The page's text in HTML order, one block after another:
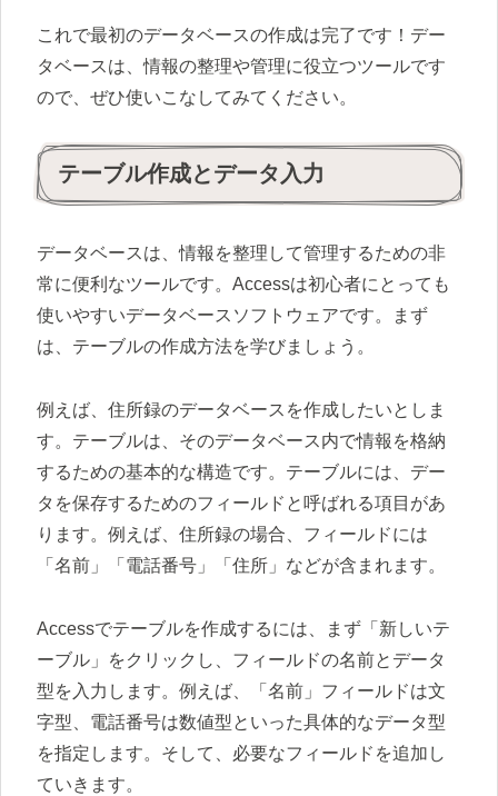
これで最初のデータベースの作成は完了です！デー
タベースは、情報の整理や管理に役立つツールです
ので、ぜひ使いこなしてみてください。
テーブル作成とデータ入力
データベースは、情報を整理して管理するための非
常に便利なツールです。Accessは初心者にとっても
使いやすいデータベースソフトウェアです。まず
は、テーブルの作成方法を学びましょう。
例えば、住所録のデータベースを作成したいとしま
す。テーブルは、そのデータベース内で情報を格納
するための基本的な構造です。テーブルには、デー
タを保存するためのフィールドと呼ばれる項目があ
ります。例えば、住所録の場合、フィールドには
「名前」「電話番号」「住所」などが含まれます。
Accessでテーブルを作成するには、まず「新しいテ
ーブル」をクリックし、フィールドの名前とデータ
型を入力します。例えば、「名前」フィールドは文
字型、電話番号は数値型といった具体的なデータ型
を指定します。そして、必要なフィールドを追加し
ていきます。